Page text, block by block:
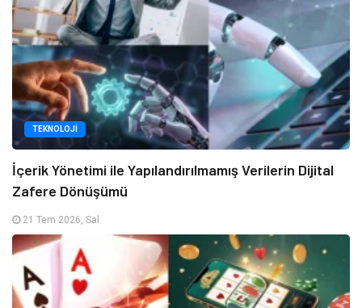
TEKNOLOJI
İçerik Yönetimi ile Yapılandırılmamış Verilerin Dijital
Zafere Dönüşümü
21 Tem 2026, Sal